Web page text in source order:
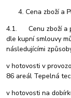
Cena zboží a
4.1. Cenu zboží a
dle kupní smlouvy
následujícími
v hotovosti v
86 areál Tepelná
v hotovosti na